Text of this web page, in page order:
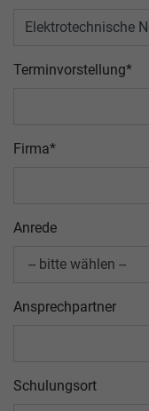
Terminvorstellung*
Firma*
Anrede
Ansprechpartner
Schulungsort